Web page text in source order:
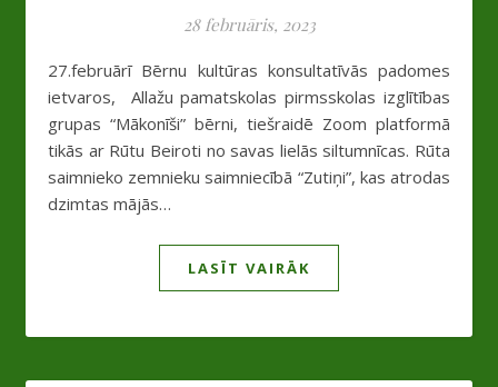
28 februāris, 2023
27.februārī Bērnu kultūras konsultatīvās padomes
ietvaros, Allažu pamatskolas pirmsskolas izglītības
grupas “Mākonīši” bērni, tiešraidē Zoom platformā
tikās ar Rūtu Beiroti no savas lielās siltumnīcas. Rūta
saimnieko zemnieku saimniecībā “Zutiņi”, kas atrodas
dzimtas mājās…
LASĪT VAIRĀK